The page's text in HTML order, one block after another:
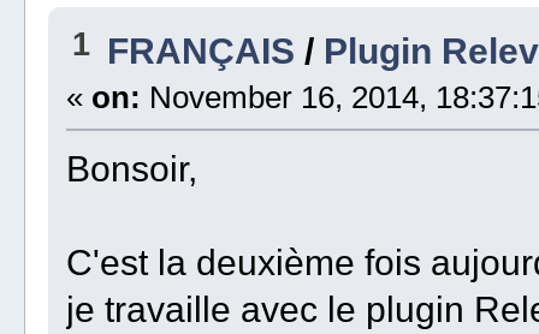
1 FRANÇAIS / Plugin
« on: November 16, 2014,
Bonsoir,
C'est la deuxième fois
je travaille avec le plugin